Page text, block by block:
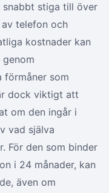
snabbt stiga till över
telefon och
kostnader kan
förmåner som
dock viktigt att
om den ingår i
vad själva
För den som binder
i 24 månader, kan
även om